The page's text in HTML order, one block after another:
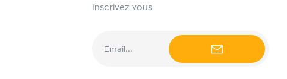
Inscrivez vous